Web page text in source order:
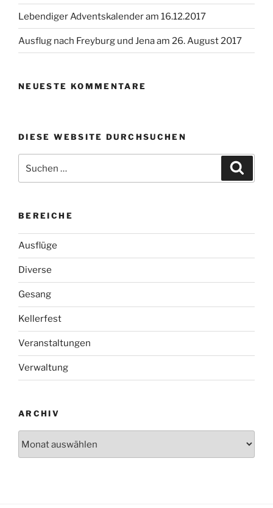
Lebendiger Adventskalender am 16.12.2017
Ausflug nach Freyburg und Jena am 26. August 2017
NEUESTE KOMMENTARE
DIESE WEBSITE DURCHSUCHEN
nach:
BEREICHE
Ausflüge
Diverse
Gesang
Kellerfest
Veranstaltungen
Verwaltung
ARCHIV